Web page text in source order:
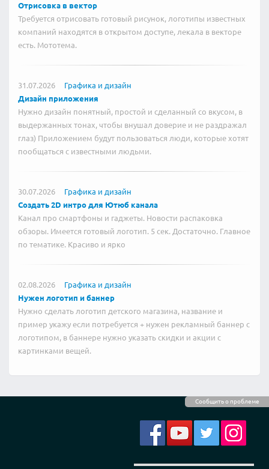
Сообщить о проблеме
Отрисовка в вектор
Требуется отрисовать готовый рисунок, логотипы известных
компаний находятся в открытом доступе, лекала в векторе
есть. Мототема.
31.07.2026
Графика и дизайн
Дизайн приложения
Нужно дизайн понятный, простой и сделанный со вкусом, в
выдержанных тонах, чтобы внушал доверие и не раздражал
глаз) Приложением будут пользоваться люди, которые хотят
пообщаться с известными людьми.
30.07.2026
Графика и дизайн
Создать 2D интро для Ютюб канала
Канал про смартфоны и гаджеты. Новости распаковка
обзоры. Имеется готовый логотип. 5 сек. Достаточно. Главное
по тематике. Красиво и ярко
02.08.2026
Графика и дизайн
Нужен логотип и баннер
Нужно сделать логотип детского магазина, название и
пример укажу если потребуется + нужен рекламный баннер с
логотипом, в баннере нужно указать скидки и акции с
картинками вещей.